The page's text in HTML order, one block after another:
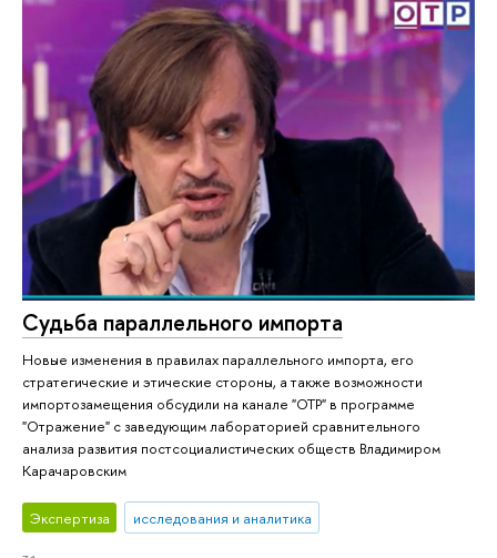
Судьба параллельного импорта
Новые изменения в правилах параллельного импорта, его
стратегические и этические стороны, а также возможности
импортозамещения обсудили на канале "ОТР" в программе
"Отражение" с заведующим лабораторией сравнительного
анализа развития постсоциалистических обществ Владимиром
Карачаровским
Экспертиза исследования и аналитика